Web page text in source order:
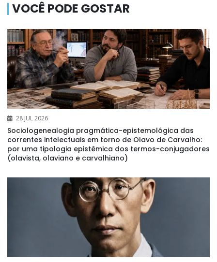
VOCÊ PODE GOSTAR
28 JUL 2026
Sociologenealogia pragmática-epistemológica das
correntes intelectuais em torno de Olavo de Carvalho:
por uma tipologia epistêmica dos termos-conjugadores
(olavista, olaviano e carvalhiano)